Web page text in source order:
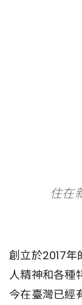
住在
創立於2017
人精神和各種
今在臺灣已經